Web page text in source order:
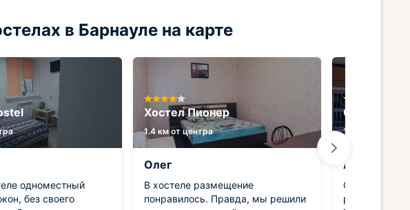
в Барнауле на карте
одноместный
без своего
Хостел Пионер
1.4 км от центра
Олег
В хостеле размещение
понравилось. Правда, мы решили
Отель 24
1.4 км от
Александра
Очень
ресепшн